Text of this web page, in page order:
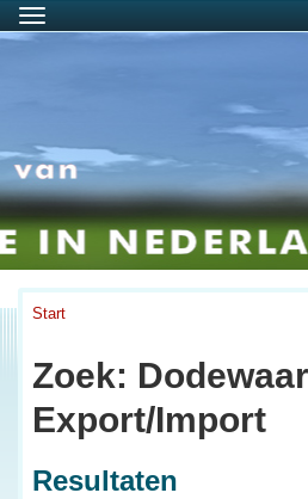
Menu
Start
Zoek:
Export/Import
Resultaten